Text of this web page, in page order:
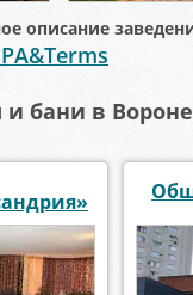
описание
и бани в